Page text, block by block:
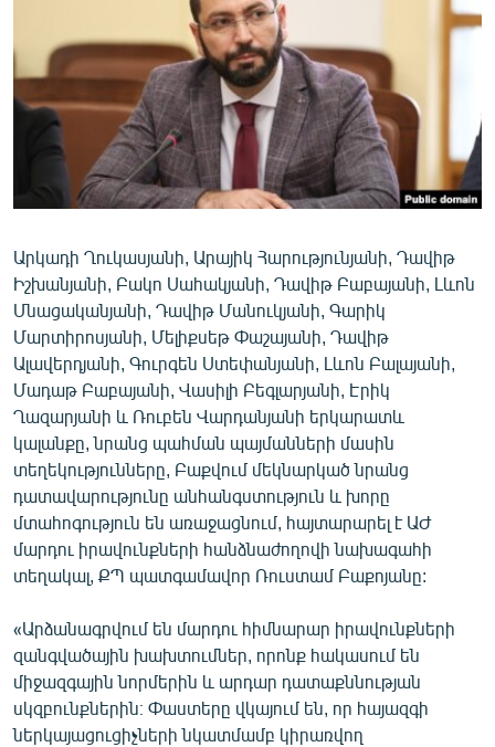
ՄՇԱԿՈՒՅԹ
ՍՊՈՐՏ
ՄԵԿՆԱԲԱՆՈՒԹՅՈՒՆ
ՏՏ ԵՒ ԻՆՏԵՐՆԵՏ
ԱՐԽԻՎ
ՏԵՍԱՆՅՈՒԹԵՐ
ԲԱՆԱՎԵՃ
ՁԳՏԵԼՈՎ ԼԱՎԱԳՈՒՅՆԻՆ
ՓՈԴՔԱՍԹ
Հայերեն
English
Русский
ՀԵՏԵՎԵՔ ՄԵԶ
Արկադի Ղուկասյանի, Արայիկ Հարությունյանի, Դավիթ
Իշխանյանի, Բակո Սահակյանի, Դավիթ Բաբայանի, Լևոն
Մնացականյանի, Դավիթ Մանուկյանի, Գարիկ
Մարտիրոսյանի, Մելիքսեթ Փաշայանի, Դավիթ
Ալավերդյանի, Գուրգեն Ստեփանյանի, Լևոն Բալայանի,
Մադաթ Բաբայանի, Վասիլի Բեգլարյանի, Էրիկ
Ղազարյանի և Ռուբեն Վարդանյանի երկարատև
կալանքը, նրանց պահման պայմանների մասին
տեղեկությունները, Բաքվում մեկնարկած նրանց
դատավարությունը անհանգստություն և խորը
մտահոգություն են առաջացնում, հայտարարել է ԱԺ
մարդու իրավունքների հանձնաժողովի նախագահի
տեղակալ, ՔՊ պատգամավոր Ռուստամ Բաքոյանը:
«Արձանագրվում են մարդու հիմնարար իրավունքների
զանգվածային խախտումներ, որոնք հակասում են
միջազգային նորմերին և արդար դատաքննության
սկզբունքներին։ Փաստերը վկայում են, որ հայազգի
ներկայացուցիչների նկատմամբ կիրառվող